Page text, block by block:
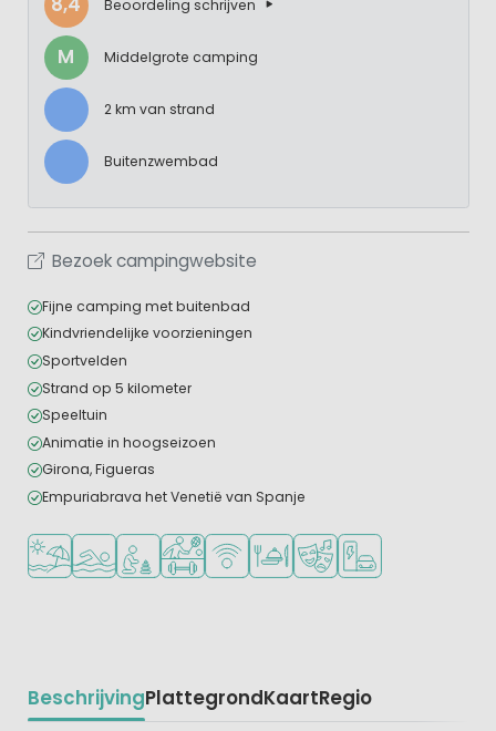
Beoordeling schrijven
M Middelgrote camping
2 km van strand
Buitenzwembad
Bezoek campingwebsite
Fijne camping met buitenbad
Kindvriendelijke voorzieningen
Sportvelden
Strand op 5 kilometer
Speeltuin
Animatie in hoogseizoen
Girona, Figueras
Empuriabrava het Venetië van Spanje
Ligt bij strand en zee
Openlucht zwembad
Aanbevolen voor jonge kinderen
Veel mogelijkheden om te sporten
WiFi beschikbaar
Restaurant of pizzeria
Animatieprogramma
Laadpaal
BeschrijvingPlattegrondKaartRegio